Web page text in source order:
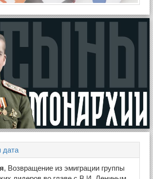
дата
, Возвращение из эмиграции группы